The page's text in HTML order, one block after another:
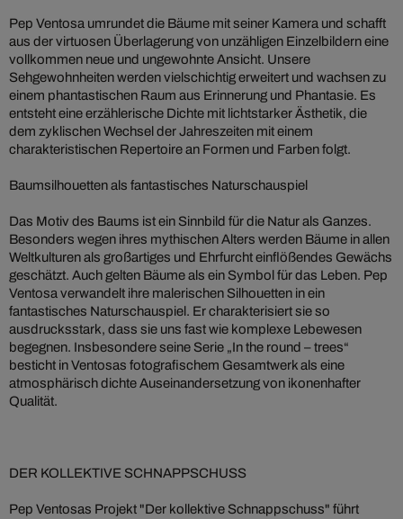
Pep Ventosa umrundet die Bäume mit seiner Kamera und schafft
aus der virtuosen Überlagerung von unzähligen Einzelbildern eine
vollkommen neue und ungewohnte Ansicht. Unsere
Sehgewohnheiten werden vielschichtig erweitert und wachsen zu
einem phantastischen Raum aus Erinnerung und Phantasie. Es
entsteht eine erzählerische Dichte mit lichtstarker Ästhetik, die
dem zyklischen Wechsel der Jahreszeiten mit einem
charakteristischen Repertoire an Formen und Farben folgt.
Baumsilhouetten als fantastisches Naturschauspiel
Das Motiv des Baums ist ein Sinnbild für die Natur als Ganzes.
Besonders wegen ihres mythischen Alters werden Bäume in allen
Weltkulturen als großartiges und Ehrfurcht einflößendes Gewächs
geschätzt. Auch gelten Bäume als ein Symbol für das Leben. Pep
Ventosa verwandelt ihre malerischen Silhouetten in ein
fantastisches Naturschauspiel. Er charakterisiert sie so
ausdrucksstark, dass sie uns fast wie komplexe Lebewesen
begegnen. Insbesondere seine Serie „In the round – trees“
besticht in Ventosas fotografischem Gesamtwerk als eine
atmosphärisch dichte Auseinandersetzung von ikonenhafter
Qualität.
DER KOLLEKTIVE SCHNAPPSCHUSS
Pep Ventosas Projekt "Der kollektive Schnappschuss" führt